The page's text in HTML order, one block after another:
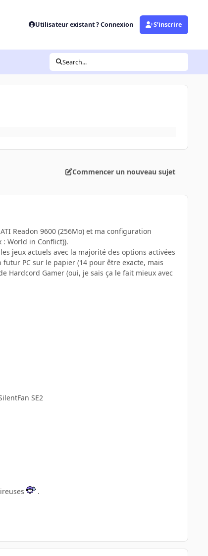
Utilisateur existant ? Connexion S’inscrire
Search...
Commencer un nouveau sujet
Readon 9600 (256Mo) et ma configuration
World in Conflict)).
jeux actuels avec la majorité des options activées
PC sur le papier (14 pour être exacte, mais
Hardcord Gamer (oui, je sais ça le fait mieux avec
SE2
.